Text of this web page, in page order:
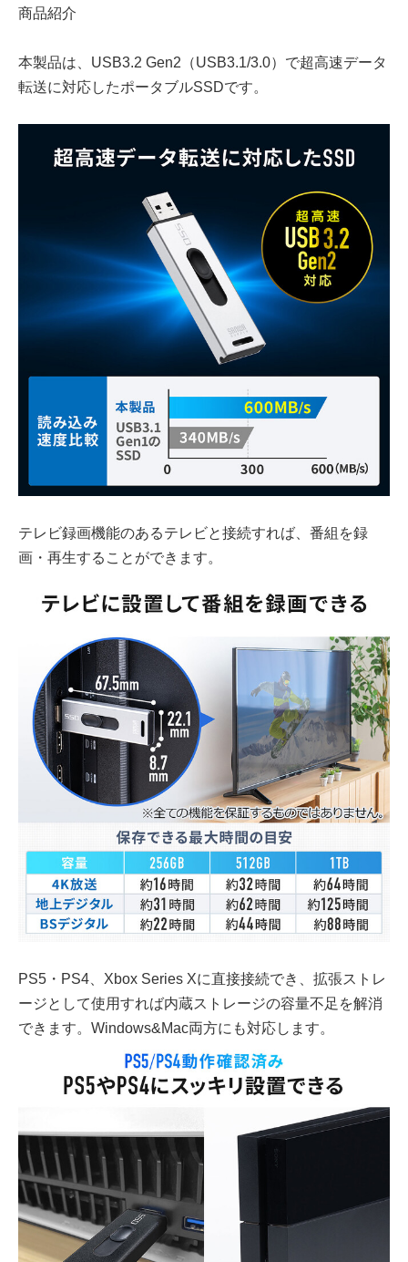
商品紹介
本製品は、USB3.2 Gen2（USB3.1/3.0）で超高速データ
転送に対応したポータブルSSDです。
テレビ録画機能のあるテレビと接続すれば、番組を録
画・再生することができます。
PS5・PS4、Xbox Series Xに直接接続でき、拡張ストレ
ージとして使用すれば内蔵ストレージの容量不足を解消
できます。Windows&Mac両方にも対応します。